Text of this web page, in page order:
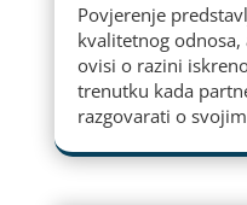
Povjerenje
kvalitetnog
ovisi o razini
trenutku kada
razgovarati o